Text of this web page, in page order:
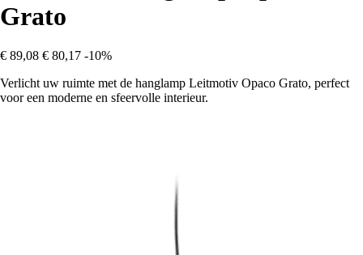
Grato
€ 89,08 € 80,17 -10%
Verlicht uw ruimte met de hanglamp Leitmotiv Opaco Grato, perfect
voor een moderne en sfeervolle interieur.